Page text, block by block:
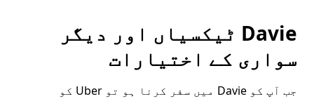
Davie ٹیکسیاں اور دیگر
سواری کے اختیارات
جب آپ کو Davie میں سفر کرنا ہو تو Uber کو